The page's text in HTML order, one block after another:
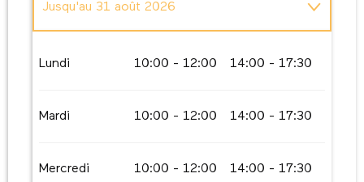
Jusqu'au 31 août 2026
2026
Lundi 10:00 - 12:00 14:00 - 17:30
Mardi 10:00 - 12:00 14:00 - 17:30
Mercredi 10:00 - 12:00 14:00 - 17:30